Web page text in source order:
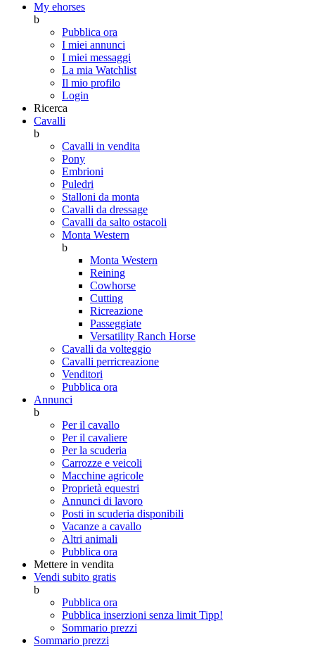
My ehorses
b
Pubblica ora
I miei annunci
I miei messaggi
La mia Watchlist
Il mio profilo
Login
Ricerca
Cavalli
b
Cavalli in vendita
Pony
Embrioni
Puledri
Stalloni da monta
Cavalli da dressage
Cavalli da salto ostacoli
Monta Western
b
Monta Western
Reining
Cowhorse
Cutting
Ricreazione
Passeggiate
Versatility Ranch Horse
Cavalli da volteggio
Cavalli perricreazione
Venditori
Pubblica ora
Annunci
b
Per il cavallo
Per il cavaliere
Per la scuderia
Carrozze e veicoli
Macchine agricole
Proprietà equestri
Annunci di lavoro
Posti in scuderia disponibili
Vacanze a cavallo
Altri animali
Pubblica ora
Mettere in vendita
Vendi subito gratis
b
Pubblica ora
Pubblica inserzioni senza limit Tipp!
Sommario prezzi
Sommario prezzi